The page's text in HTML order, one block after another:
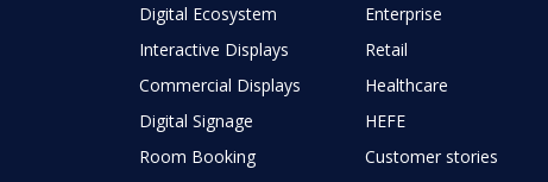
Digital Ecosystem
Interactive Displays
Commercial Displays
Digital Signage
Room Booking
Enterprise
Retail
Healthcare
HEFE
Customer stories